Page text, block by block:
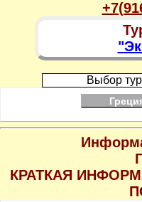
Выбор
КРАТКАЯ